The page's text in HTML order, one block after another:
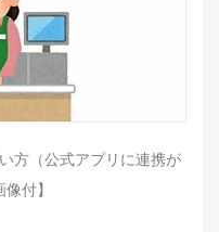
方（公式アプリに連携が
付】